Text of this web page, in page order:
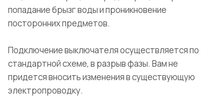
попадание брызг воды и проникновение
посторонних предметов.
Подключение выключателя осуществляется по
стандартной схеме, в разрыв фазы. Вам не
придется вносить изменения в существующую
электропроводку.